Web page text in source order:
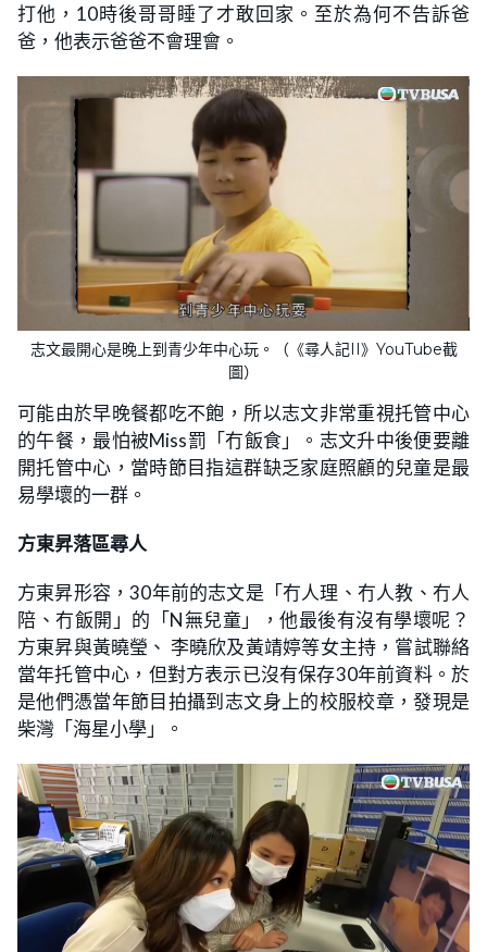
打他，10時後哥哥睡了才敢回家。至於為何不告訴爸
爸，他表示爸爸不會理會。
志文最開心是晚上到青少年中心玩。（《尋人記II》YouTube截
圖）
可能由於早晚餐都吃不飽，所以志文非常重視托管中心
的午餐，最怕被Miss罰「冇飯食」。志文升中後便要離
開托管中心，當時節目指這群缺乏家庭照顧的兒童是最
易學壞的一群。
方東昇落區尋人
方東昇形容，30年前的志文是「冇人理、冇人教、冇人
陪、冇飯開」的「N無兒童」，他最後有沒有學壞呢？
方東昇與黃曉瑩、 李曉欣及黃靖婷等女主持，嘗試聯絡
當年托管中心，但對方表示已沒有保存30年前資料。於
是他們憑當年節目拍攝到志文身上的校服校章，發現是
柴灣「海星小學」。